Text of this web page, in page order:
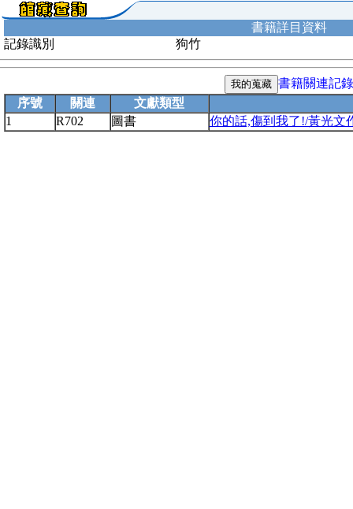
書籍詳目資料
記錄識別
狗竹
書籍關連記錄
序號
關連
文獻類型
1
R702 圖書 你的話,傷到我了!/黃光文